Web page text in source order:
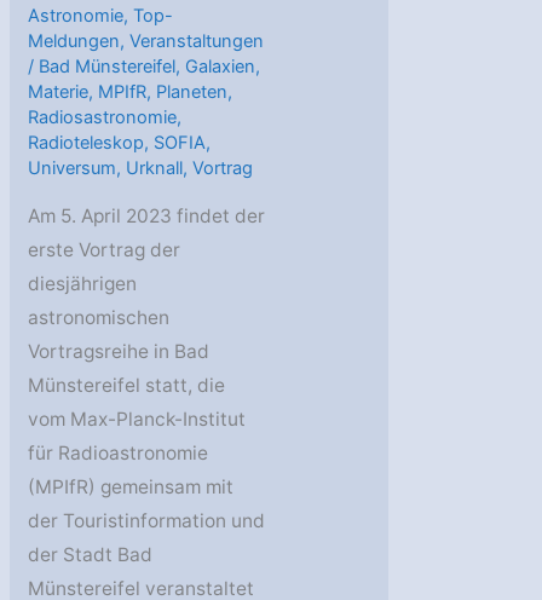
Astronomie,Top-
Meldungen,Veranstaltungen
/ Bad Münstereifel, Galaxien,
Materie, MPIfR, Planeten,
Radiosastronomie,
Radioteleskop, SOFIA,
Universum, Urknall,Vortrag
Am 5. April 2023 findet der
erste Vortrag der
diesjährigen
astronomischen
Vortragsreihe in Bad
Münstereifel statt, die
vom Max-Planck-Institut
für Radioastronomie
(MPIfR) gemeinsam mit
der Touristinformation und
der Stadt Bad
Münstereifel veranstaltet